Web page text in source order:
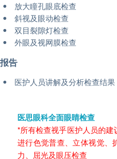
放大瞳孔眼底检查
斜视及眼动检查
双目裂隙灯检查
外眼及视网膜检查
报告
医护人员讲解及分析检查结
医思眼科全面眼睛检查
*所有检查视乎医护人员的
进行色觉普查、立体视觉、
力、屈光及眼压检查